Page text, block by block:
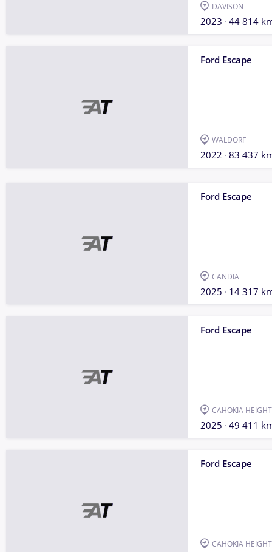
DAVISON
2023 44 814
Ford Escape
WALDORF
2022 83 437
Ford Escape
CANDIA
2025 14 317
Ford Escape
CAHOKIA
2025 49 411
Ford Escape
CAHOKIA